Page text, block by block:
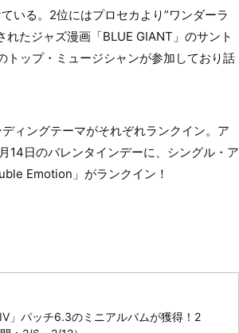
いる。2位にはプロセカより”ワンダーラ
たジャズ漫画「BLUE GIANT」のサント
トップ・ミュージシャンが参加しており話
ィングテーマがそれぞれランクイン。ア
14日のバレンタインデーに、シングル・ア
Emotion」がランクイン！
」パッチ6.3のミニアルバムが獲得！2